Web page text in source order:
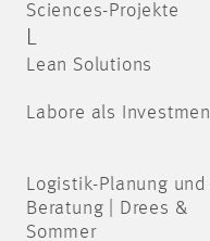
Sciences-Projekte
L
Lean Solutions
Labore als
Logistik-Planung und
Beratung | Drees &
Sommer